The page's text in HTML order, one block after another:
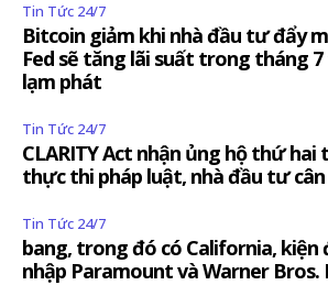
Tin Tức 24/7
Bitcoin giảm khi nhà đầu tư đẩy
Fed sẽ tăng lãi suất trong tháng
lạm phát
Tin Tức 24/7
CLARITY Act nhận ủng hộ thứ
thực thi pháp luật, nhà đầu tư
Tin Tức 24/7
bang, trong đó có California, kiện
nhập Paramount và Warner Bros.